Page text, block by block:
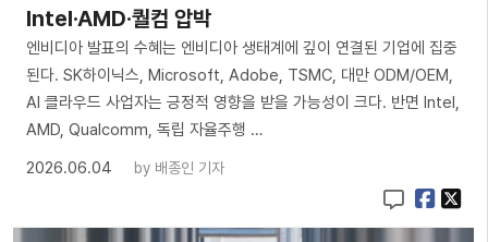
Intel·AMD·퀄컴 압박
엔비디아 발표의 수혜는 엔비디아 생태계에 깊이 연결된 기업에 집중
된다. SK하이닉스, Microsoft, Adobe, TSMC, 대만 ODM/OEM,
AI 클라우드 사업자는 긍정적 영향을 받을 가능성이 크다. 반면 Intel,
AMD, Qualcomm, 독립 자율주행 …
2026.06.04
by 배종인 기자